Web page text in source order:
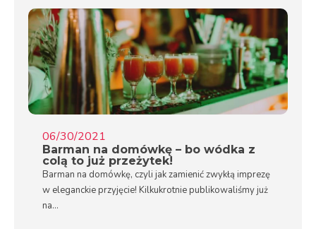
06/30/2021
Barman na domówkę – bo wódka z
colą to już przeżytek!
Barman na domówkę, czyli jak zamienić zwykłą imprezę
w eleganckie przyjęcie! Kilkukrotnie publikowaliśmy już
na...